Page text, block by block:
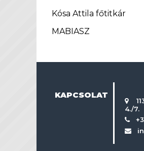
Kósa Attila főtitkár
MABIASZ
KAPCSOLAT
4./7.
+36